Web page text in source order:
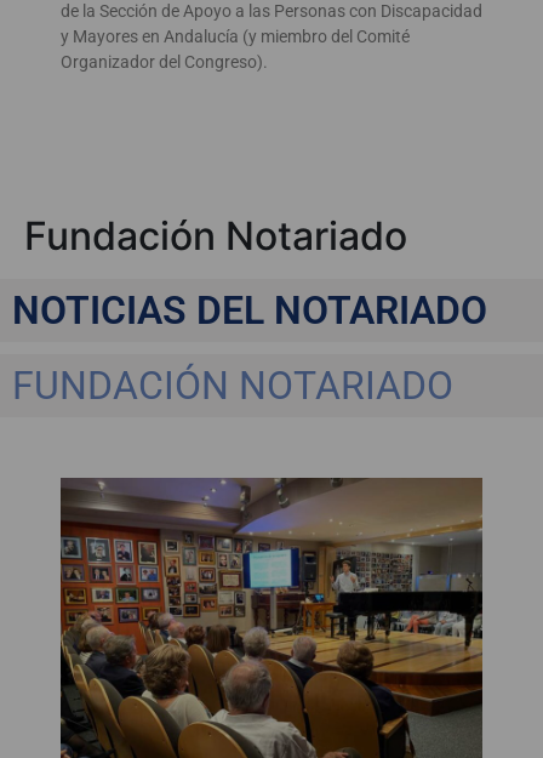
de la Sección de Apoyo a las Personas con Discapacidad
y Mayores en Andalucía (y miembro del Comité
Organizador del Congreso).
Fundación Notariado
NOTICIAS DEL NOTARIADO
FUNDACIÓN NOTARIADO